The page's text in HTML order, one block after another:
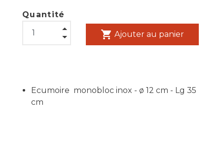
Quantité
shopping_cart Ajouter au panier
Ecumoire monobloc inox - ø 12 cm - Lg 35
cm